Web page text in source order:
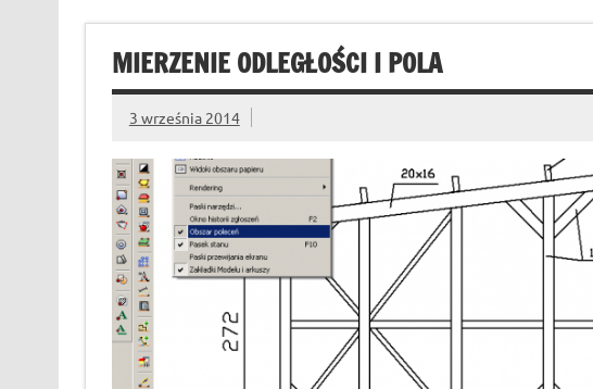
MIERZENIE ODLEGŁOŚCI I POLA
3 września 2014